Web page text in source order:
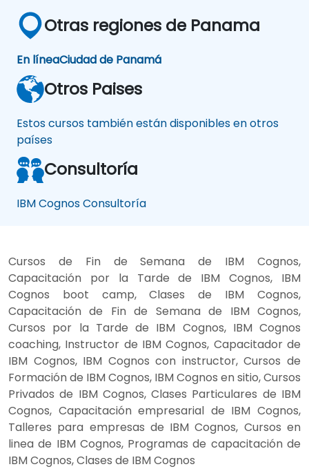
Otras regiones de Panama
En líneaCiudad de Panamá
Otros Paises
Estos cursos también están disponibles en otros
países
Consultoría
IBM Cognos Consultoría
Cursos de Fin de Semana de IBM Cognos,
Capacitación por la Tarde de IBM Cognos, IBM
Cognos boot camp, Clases de IBM Cognos,
Capacitación de Fin de Semana de IBM Cognos,
Cursos por la Tarde de IBM Cognos, IBM Cognos
coaching, Instructor de IBM Cognos, Capacitador de
IBM Cognos, IBM Cognos con instructor, Cursos de
Formación de IBM Cognos, IBM Cognos en sitio, Cursos
Privados de IBM Cognos, Clases Particulares de IBM
Cognos, Capacitación empresarial de IBM Cognos,
Talleres para empresas de IBM Cognos, Cursos en
linea de IBM Cognos, Programas de capacitación de
IBM Cognos, Clases de IBM Cognos